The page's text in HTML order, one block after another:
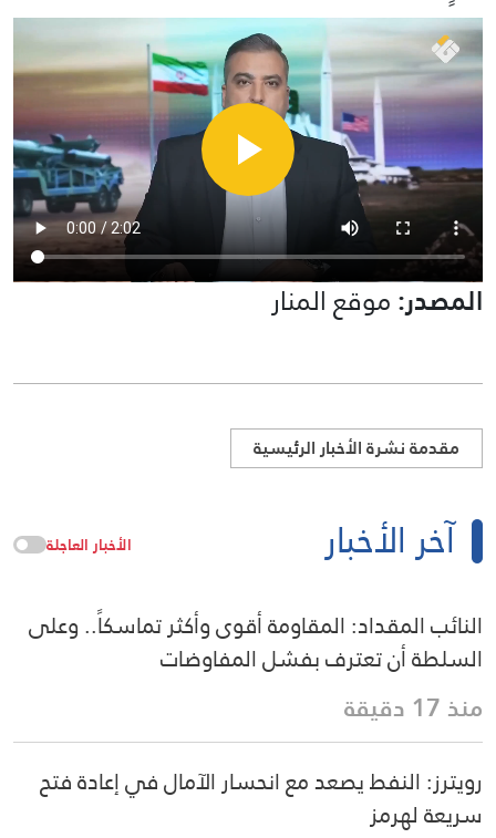
المصدر:موقع المنار
مقدمة نشرة الأخبار الرئيسية
آخر الأخبار الأخبار العاجلة
النائب المقداد: المقاومة أقوى وأكثر تماسكاً.. وعلى
السلطة أن تعترف بفشل المفاوضات
منذ 17 دقيقة
رويترز: النفط يصعد مع انحسار الآمال في إعادة فتح
سريعة لهرمز